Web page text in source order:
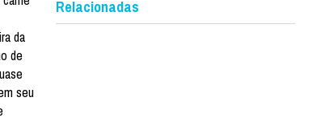
da
de
seu
Relacionadas